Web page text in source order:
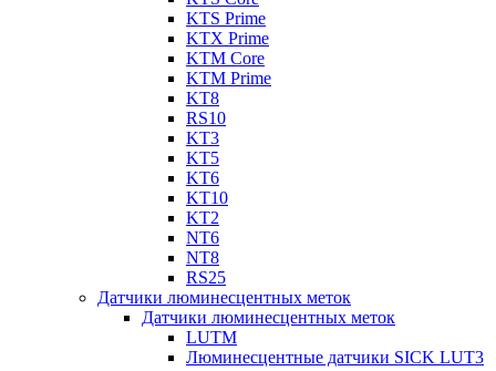
KTS Prime
KTX Prime
KTM Core
KTM Prime
KT8
RS10
KT3
KT5
KT6
KT10
KT2
NT6
NT8
RS25
Датчики люминесцентных меток
Датчики люминесцентных меток
LUTM
Люминесцентные датчики SICK LUT3